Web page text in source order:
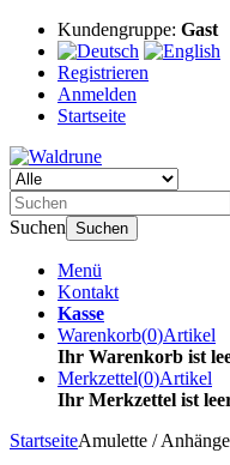
Kundengruppe: Gast
Registrieren
Anmelden
Startseite
Suchen Suchen
Menü
Kontakt
Kasse
Warenkorb(0)Artikel
Ihr Warenkorb ist
Merkzettel(0)Artikel
Ihr Merkzettel ist
StartseiteAmulette /